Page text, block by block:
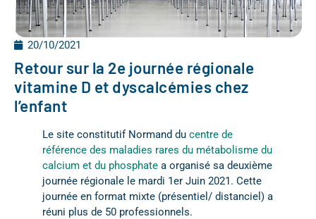
20/10/2021
Retour sur la 2e journée régionale
vitamine D et dyscalcémies chez
l’enfant
Le site constitutif Normand du centre de
référence des maladies rares du métabolisme du
calcium et du phosphate a organisé sa deuxième
journée régionale le mardi 1er Juin 2021. Cette
journée en format mixte (présentiel/ distanciel) a
réuni plus de 50 professionnels.